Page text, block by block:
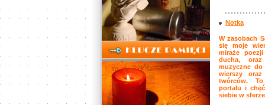
Notka
W zasobach
się moje
miraże
ducha,
muzyczne do
wierszy oraz
twórców.
portalu i
siebie w